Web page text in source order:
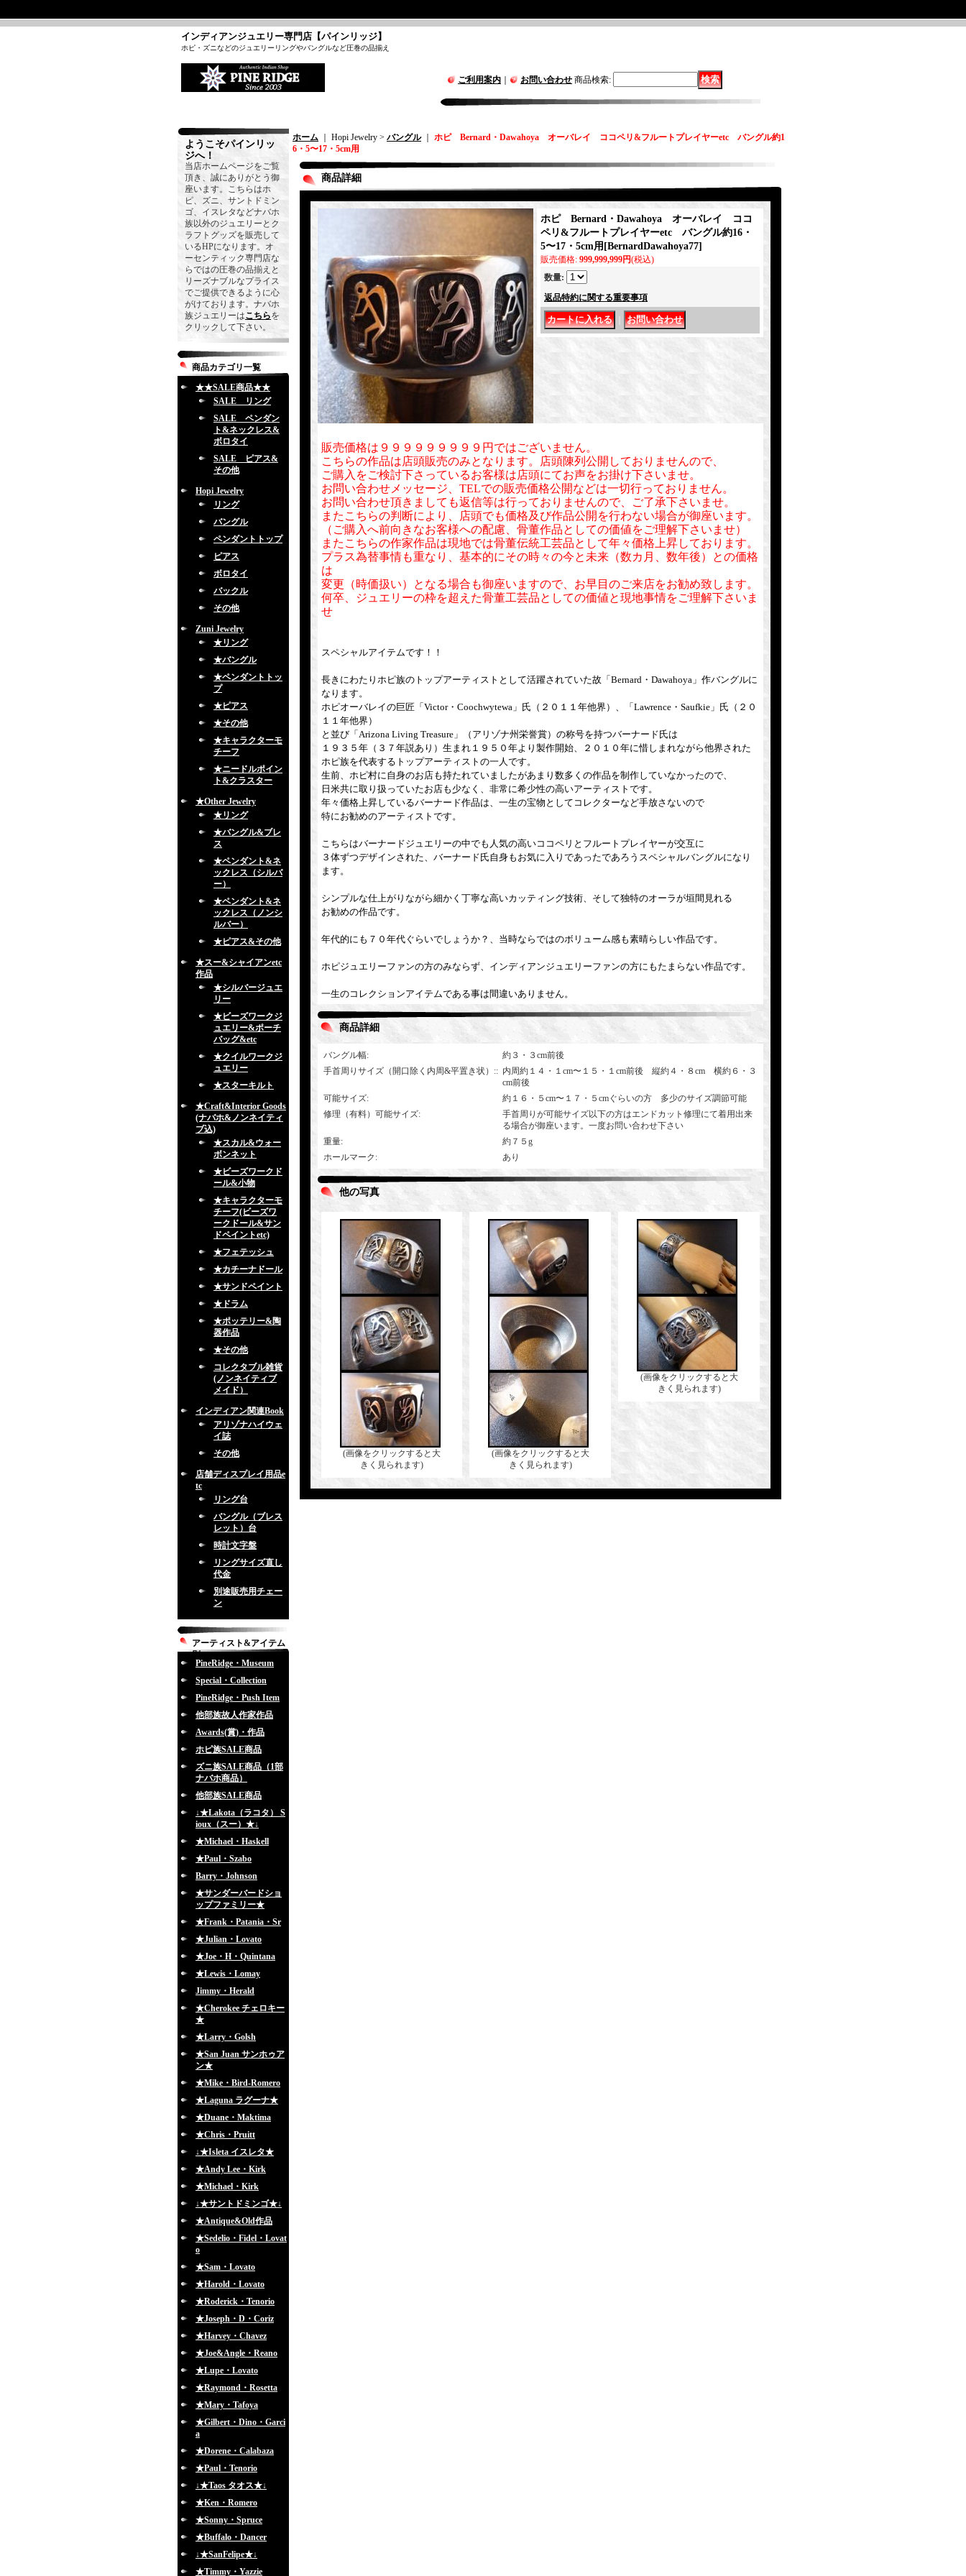
インディアンジュエリー専門店【パインリッジ】
ホピ・ズニなどのジュエリーリングやバングルなど圧巻の品揃え
ご利用案内 お問い合わせ 商品検索:
ようこそパインリッ
ジへ！
当店ホームページをご覧
頂き、誠にありがとう御
座います。こちらはホ
ピ、ズニ、サントドミン
ゴ、イスレタなどナバホ
族以外のジュエリーとク
ラフトグッズを販売して
いるHPになります。オ
ーセンティック専門店な
らではの圧巻の品揃えと
リーズナブルなプライス
でご提供できるように心
がけております。ナバホ
族ジュエリーはこちらを
クリックして下さい。
商品カテゴリ一覧
★★SALE商品★★
SALE リング
SALE ペンダン
ト&ネックレス&
ボロタイ
SALE ピアス&
その他
Hopi Jewelry
リング
バングル
ペンダントトップ
ピアス
ボロタイ
バックル
その他
Zuni Jewelry
★リング
★バングル
★ペンダントトッ
プ
★ピアス
★その他
★キャラクターモ
チーフ
★ニードルポイン
ト&クラスター
★Other Jewelry
★リング
★バングル&ブレ
ス
★ペンダント&ネ
ックレス（シルバ
ー）
★ペンダント&ネ
ックレス（ノンシ
ルバー）
★ピアス&その他
★スー&シャイアンetc
作品
★シルバージュエ
リー
★ビーズワークジ
ュエリー&ポーチ
バッグ&etc
★クイルワークジ
ュエリー
★スターキルト
★Craft&Interior Goods
(ナバホ&ノンネイティ
ブ込)
★スカル&ウォー
ボンネット
★ビーズワークド
ール&小物
★キャラクターモ
チーフ(ビーズワ
ークドール&サン
ドペイントetc)
★フェテッシュ
★カチーナドール
★サンドペイント
★ドラム
★ポッテリー&陶
器作品
★その他
コレクタブル雑貨
(ノンネイティブ
メイド）
インディアン関連Book
アリゾナハイウェ
イ誌
その他
店舗ディスプレイ用品e
tc
リング台
バングル（ブレス
レット）台
時計文字盤
リングサイズ直し
代金
別途販売用チェー
ン
アーティスト&アイテム
別
PineRidge・Museum
Special・Collection
PineRidge・Push Item
他部族故人作家作品
Awards(賞)・作品
ホピ族SALE商品
ズニ族SALE商品（1部
ナバホ商品）
他部族SALE商品
↓★Lakota（ラコタ） S
ioux（スー）★↓
★Michael・Haskell
★Paul・Szabo
Barry・Johnson
★サンダーバードショ
ップファミリー★
★Frank・Patania・Sr
★Julian・Lovato
★Joe・H・Quintana
★Lewis・Lomay
Jimmy・Herald
★Cherokee チェロキー
★
★Larry・Golsh
★San Juan サンホゥア
ン★
★Mike・Bird-Romero
★Laguna ラグーナ★
★Duane・Maktima
★Chris・Pruitt
↓★Isleta イスレタ★
★Andy Lee・Kirk
★Michael・Kirk
↓★サントドミンゴ★↓
★Antique&Old作品
★Sedelio・Fidel・Lovat
o
★Sam・Lovato
★Harold・Lovato
★Roderick・Tenorio
★Joseph・D・Coriz
★Harvey・Chavez
★Joe&Angle・Reano
★Lupe・Lovato
★Raymond・Rosetta
★Mary・Tafoya
★Gilbert・Dino・Garci
a
★Dorene・Calabaza
★Paul・Tenorio
↓★Taos タオス★↓
★Ken・Romero
★Sonny・Spruce
★Buffalo・Dancer
↓★SanFelipe★↓
★Timmy・Yazzie
ホーム ｜ Hopi Jewelry > バングル｜ ホピ Bernard・Dawahoya オーバレイ ココペリ&フルートプレイヤーetc バングル約1
6・5〜17・5cm用
商品詳細
ホピ Bernard・Dawahoya オーバレイ ココ
ペリ&フルートプレイヤーetc バングル約16・
5〜17・5cm用 [BernardDawahoya77]
販売価格: 999,999,999円(税込)
数量:
返品特約に関する重要事項
販売価格は９９９９９９９９９円ではございません。
こちらの作品は店頭販売のみとなります。店頭陳列公開しておりませんので、
ご購入をご検討下さっているお客様は店頭にてお声をお掛け下さいませ。
お問い合わせメッセージ、TELでの販売価格公開などは一切行っておりません。
お問い合わせ頂きましても返信等は行っておりませんので、ご了承下さいませ。
またこちらの判断により、店頭でも価格及び作品公開を行わない場合が御座います。
（ご購入へ前向きなお客様への配慮、骨董作品としての価値をご理解下さいませ）
またこちらの作家作品は現地では骨董伝統工芸品として年々価格上昇しております。
プラス為替事情も重なり、基本的にその時々の今と未来（数カ月、数年後）との価格
は
変更（時価扱い）となる場合も御座いますので、お早目のご来店をお勧め致します。
何卒、ジュエリーの枠を超えた骨董工芸品としての価値と現地事情をご理解下さいま
せ
スペシャルアイテムです！！
長きにわたりホピ族のトップアーティストとして活躍されていた故「Bernard・Dawahoya」作バングルに
なります。
ホピオーバレイの巨匠「Victor・Coochwytewa」氏（２０１１年他界）、「Lawrence・Saufkie」氏（２０
１１年他界）
と並び「Arizona Living Treasure」（アリゾナ州栄誉賞）の称号を持つバーナード氏は
１９３５年（３７年説あり）生まれ１９５０年より製作開始、２０１０年に惜しまれながら他界された
ホピ族を代表するトップアーティストの一人です。
生前、ホピ村に自身のお店も持たれていましたがあまり数多くの作品を制作していなかったので、
日米共に取り扱っていたお店も少なく、非常に希少性の高いアーティストです。
年々価格上昇しているバーナード作品は、一生の宝物としてコレクターなど手放さないので
特にお勧めのアーティストです。
こちらはバーナードジュエリーの中でも人気の高いココペリとフルートプレイヤーが交互に
３体ずつデザインされた、バーナード氏自身もお気に入りであったであろうスペシャルバングルになり
ます。
シンプルな仕上がりながら細かく丁寧な高いカッティング技術、そして独特のオーラが垣間見れる
お勧めの作品です。
年代的にも７０年代ぐらいでしょうか？、当時ならではのボリューム感も素晴らしい作品です。
ホピジュエリーファンの方のみならず、インディアンジュエリーファンの方にもたまらない作品です。
一生のコレクションアイテムである事は間違いありません。
商品詳細
バングル幅:
約３・３cm前後
手首周りサイズ（開口除く内周&平置き状）:: 内周約１４・１cm〜１５・１cm前後 縦約４・８cm 横約６・３
cm前後
可能サイズ:
約１６・５cm〜１７・５cmぐらいの方 多少のサイズ調節可能
修理（有料）可能サイズ:
手首周りが可能サイズ以下の方はエンドカット修理にて着用出来
る場合が御座います。一度お問い合わせ下さい
重量:
約７５g
ホールマーク : あり
他の写真
(画像をクリックすると大
きく見られます)
(画像をクリックすると大
きく見られます)
(画像をクリックすると大
きく見られます)